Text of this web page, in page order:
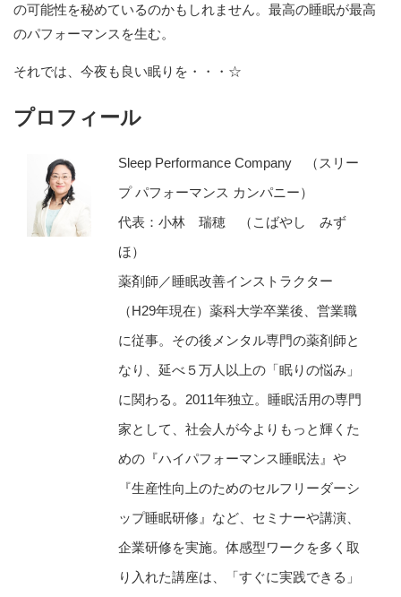
の可能性を秘めているのかもしれません。最高の睡眠が最高
のパフォーマンスを生む。
それでは、今夜も良い眠りを・・・☆
プロフィール
Sleep Performance Company （スリー
プ パフォーマンス カンパニー）
代表：小林 瑞穂 （こばやし みず
ほ）
薬剤師／睡眠改善インストラクター
（H29年現在）薬科大学卒業後、営業職
に従事。その後メンタル専門の薬剤師と
なり、延べ５万人以上の「眠りの悩み」
に関わる。2011年独立。睡眠活用の専門
家として、社会人が今よりもっと輝くた
めの『ハイパフォーマンス睡眠法』や
『生産性向上のためのセルフリーダーシ
ップ睡眠研修』など、セミナーや講演、
企業研修を実施。体感型ワークを多く取
り入れた講座は、「すぐに実践できる」